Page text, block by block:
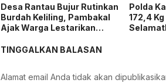
Desa Rantau Bujur Rutinkan
Burdah Keliling, Pambakal
Ajak Warga Lestarikan
Polda
172,4
TINGGALKAN BALASAN
Alamat email Anda tidak akan